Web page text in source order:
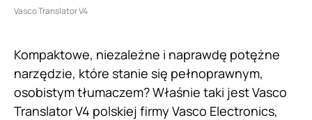
Vasco Translator V4
Kompaktowe, niezależne i naprawdę potężne
narzędzie, które stanie się pełnoprawnym,
osobistym tłumaczem? Właśnie taki jest Vasco
Translator V4 polskiej firmy Vasco Electronics,